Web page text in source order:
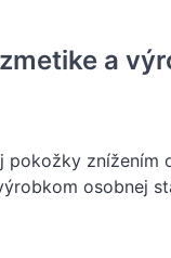
a
pokožky znížením
osobnej